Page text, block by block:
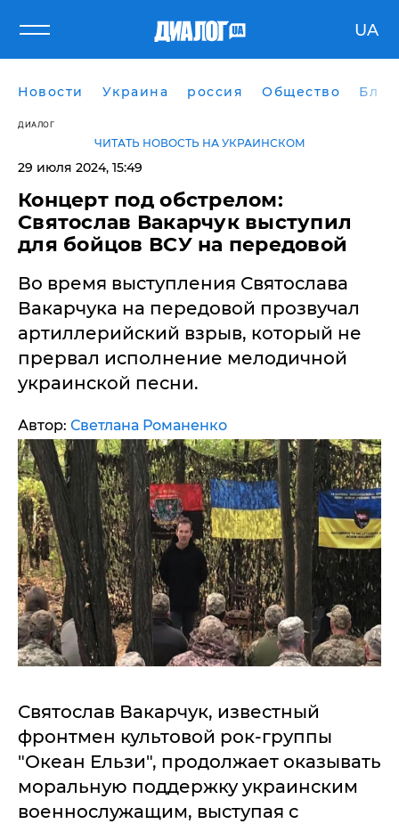
UA
Новости Украина россия Общество
ДИАЛОГ
ЧИТАТЬ НОВОСТЬ НА УКРАИНСКОМ
29 июля 2024, 15:49
Концерт под обстрелом:
Святослав Вакарчук выступил
для бойцов ВСУ на передовой
Во время выступления Святослава
Вакарчука на передовой прозвучал
артиллерийский взрыв, который не
прервал исполнение мелодичной
украинской песни.
Автор: Светлана Романенко
Святослав Вакарчук, известный
фронтмен культовой рок-группы
"Океан Ельзи", продолжает оказывать
моральную поддержку украинским
военнослужащим, выступая с